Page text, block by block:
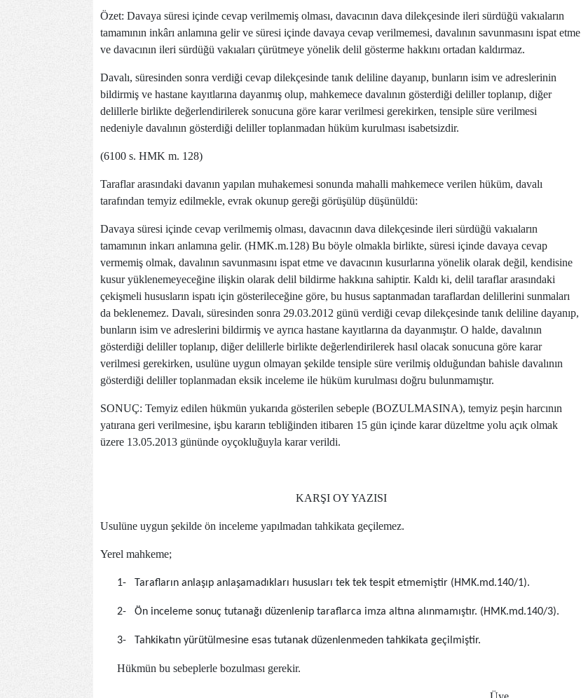
Özet: Davaya süresi içinde cevap verilmemiş olması, davacının dava dilekçesinde ileri sürdüğü vakıaların
tamamının inkârı anlamına gelir ve süresi içinde davaya cevap verilmemesi, davalının savunmasını ispat etme
ve davacının ileri sürdüğü vakıaları çürütmeye yönelik delil gösterme hakkını ortadan kaldırmaz.
Davalı, süresinden sonra verdiği cevap dilekçesinde tanık deliline dayanıp, bunların isim ve adreslerinin
bildirmiş ve hastane kayıtlarına dayanmış olup, mahkemece davalının gösterdiği deliller toplanıp, diğer
delillerle birlikte değerlendirilerek sonucuna göre karar verilmesi gerekirken, tensiple süre verilmesi
nedeniyle davalının gösterdiği deliller toplanmadan hüküm kurulması isabetsizdir.
(6100 s. HMK m. 128)
Taraflar arasındaki davanın yapılan muhakemesi sonunda mahalli mahkemece verilen hüküm, davalı
tarafından temyiz edilmekle, evrak okunup gereği görüşülüp düşünüldü:
Davaya süresi içinde cevap verilmemiş olması, davacının dava dilekçesinde ileri sürdüğü vakıaların
tamamının inkarı anlamına gelir. (HMK.m.128) Bu böyle olmakla birlikte, süresi içinde davaya cevap
vermemiş olmak, davalının savunmasını ispat etme ve davacının kusurlarına yönelik olarak değil, kendisine
kusur yüklenemeyeceğine ilişkin olarak delil bildirme hakkına sahiptir. Kaldı ki, delil taraflar arasındaki
çekişmeli hususların ispatı için gösterileceğine göre, bu husus saptanmadan taraflardan delillerini sunmaları
da beklenemez. Davalı, süresinden sonra 29.03.2012 günü verdiği cevap dilekçesinde tanık deliline dayanıp,
bunların isim ve adreslerini bildirmiş ve ayrıca hastane kayıtlarına da dayanmıştır. O halde, davalının
gösterdiği deliller toplanıp, diğer delillerle birlikte değerlendirilerek hasıl olacak sonucuna göre karar
verilmesi gerekirken, usulüne uygun olmayan şekilde tensiple süre verilmiş olduğundan bahisle davalının
gösterdiği deliller toplanmadan eksik inceleme ile hüküm kurulması doğru bulunmamıştır.
SONUÇ: Temyiz edilen hükmün yukarıda gösterilen sebeple (BOZULMASINA), temyiz peşin harcının
yatırana geri verilmesine, işbu kararın tebliğinden itibaren 15 gün içinde karar düzeltme yolu açık olmak
üzere 13.05.2013 gününde oyçokluğuyla karar verildi.
KARŞI OY YAZISI
Usulüne uygun şekilde ön inceleme yapılmadan tahkikata geçilemez.
Yerel mahkeme;
1- Tarafların anlaşıp anlaşamadıkları hususları tek tek tespit etmemiştir (HMK.md.140/1).
2- Ön inceleme sonuç tutanağı düzenlenip taraflarca imza altına alınmamıştır. (HMK.md.140/3).
3- Tahkikatın yürütülmesine esas tutanak düzenlenmeden tahkikata geçilmiştir.
Hükmün bu sebeplerle bozulması gerekir.